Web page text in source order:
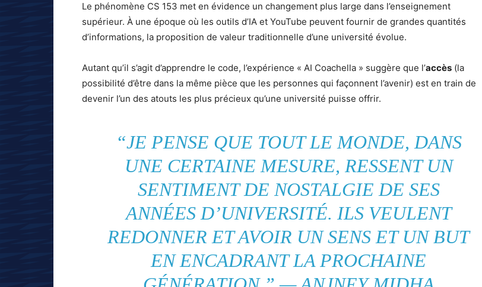
Le phénomène CS 153 met en évidence un changement plus large dans l’enseignement
supérieur. À une époque où les outils d’IA et YouTube peuvent fournir de grandes quantités
d’informations, la proposition de valeur traditionnelle d’une université évolue.
Autant qu’il s’agit d’apprendre le code, l’expérience « AI Coachella » suggère que l’accès (la
possibilité d’être dans la même pièce que les personnes qui façonnent l’avenir) est en train de
devenir l’un des atouts les plus précieux qu’une université puisse offrir.
“JE PENSE QUE TOUT LE MONDE, DANS
UNE CERTAINE MESURE, RESSENT UN
SENTIMENT DE NOSTALGIE DE SES
ANNÉES D’UNIVERSITÉ. ILS VEULENT
REDONNER ET AVOIR UN SENS ET UN BUT
EN ENCADRANT LA PROCHAINE